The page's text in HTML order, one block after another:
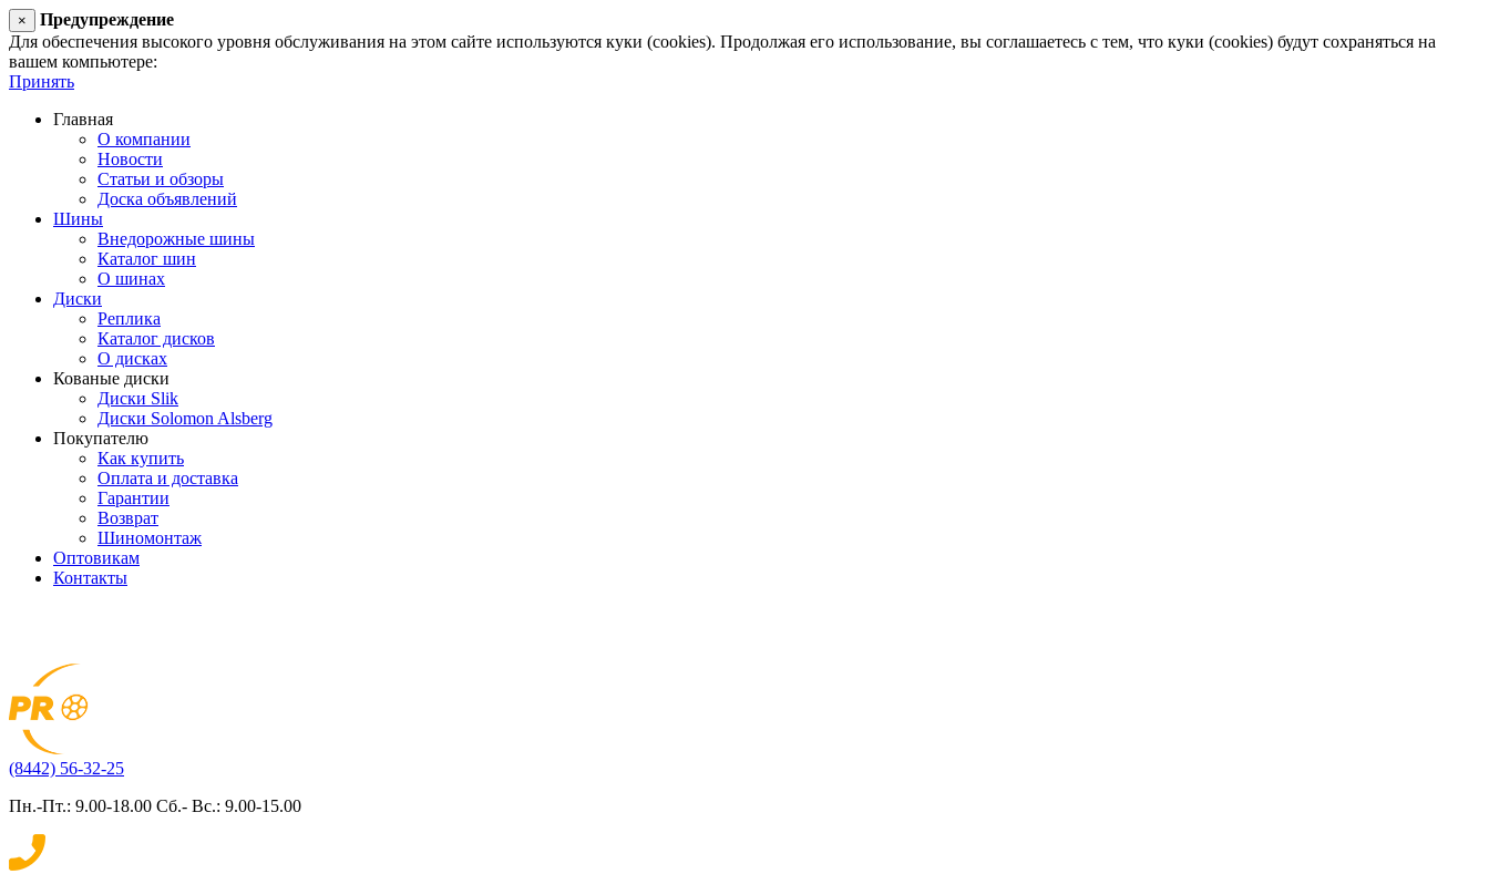
×
Предупреждение
Для обеспечения высокого уровня обслуживания на этом сайте используются куки (cookies). Продолжая его использование, вы соглашаетесь с тем, что куки (cookies) будут сохраняться на
вашем компьютере:
Принять
Главная
О компании
Новости
Статьи и обзоры
Доска объявлений
Шины
Внедорожные шины
Каталог шин
О шинах
Диски
Реплика
Каталог дисков
О дисках
Кованые диски
Диски Slik
Диски Solomon Alsberg
Покупателю
Как купить
Оплата и доставка
Гарантии
Возврат
Шиномонтаж
Оптовикам
Контакты
(8442) 56-32-25
Пн.-Пт.: 9.00-18.00 Сб.- Вс.: 9.00-15.00